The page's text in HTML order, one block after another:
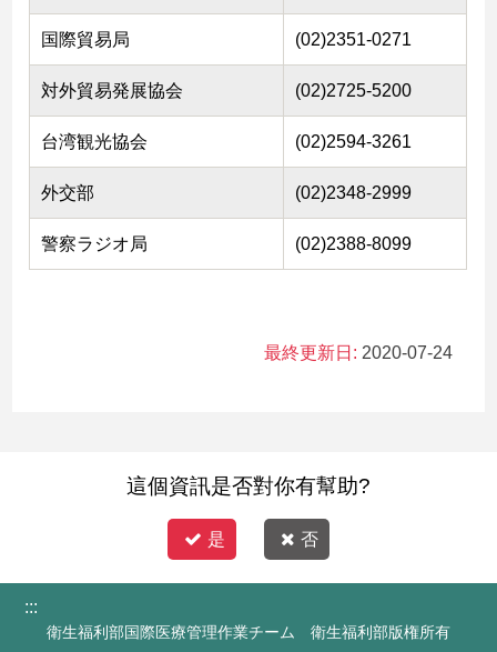
国際貿易局 (02)2351-0271
対外貿易発展協会 (02)2725-5200
台湾観光協会 (02)2594-3261
外交部 (02)2348-2999
警察ラジオ局 (02)2388-8099
最終更新日: 2020-07-24
這個資訊是否對你有幫助?
是 否
:::
衛生福利部国際医療管理作業チーム 衛生福利部版権所有